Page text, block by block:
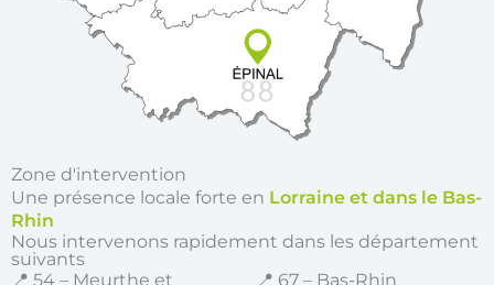
Zone d'intervention
Une présence locale forte en Lorraine et dans le Bas-
Rhin
Nous intervenons rapidement dans les département
suivants
📍 54 – Meurthe et
📍 67 – Bas-Rhin